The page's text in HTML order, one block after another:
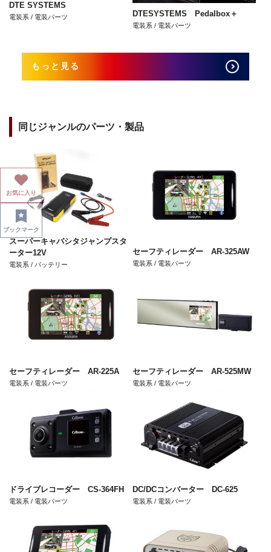
DTE SYSTEMS
電装系 / 電装パーツ DTESYSTEMS Pedalbox＋
電装系 / 電装パーツ
もっと見る
同じジャンルのパーツ・製品
スーパーキャパシタジャンプスタ
ーター12V
電装系 / バッテリー
セーフティレーダー AR-325AW
電装系 / 電装パーツ
セーフティレーダー AR-225A
電装系 / 電装パーツ
セーフティレーダー AR-525MW
電装系 / 電装パーツ
ドライブレコーダー CS-364FH
電装系 / 電装パーツ
DC/DCコンバーター DC-625
電装系 / 電装パーツ
お気に入り
ブックマーク